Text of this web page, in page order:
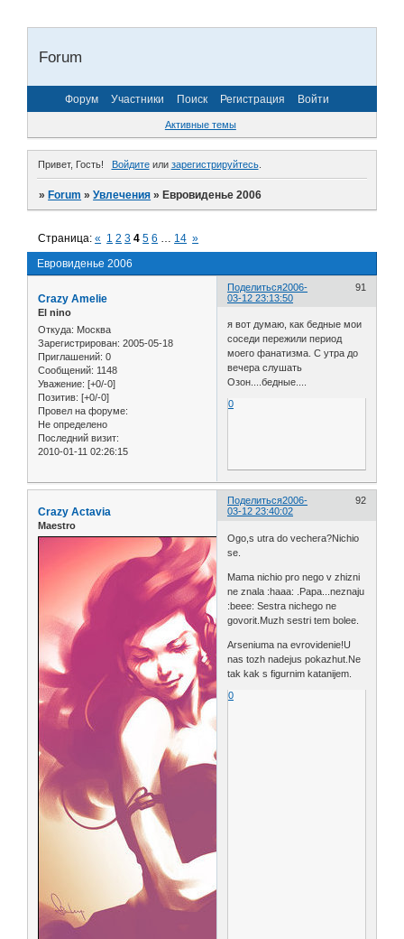
Forum
Форум Участники Поиск Регистрация Войти
Активные темы
Привет, Гость! Войдитеили зарегистрируйтесь.
»Forum »Увлечения »Евровиденье 2006
Евровиденье 2006
Страница:« 1 2 3 4 5 6 … 14 »
Поделиться 91
2006-
03-12 23:13:50
Crazy Amelie
El nino
Откуда: Москва
Зарегистрирован: 2005-05-18
Приглашений: 0
Сообщений: 1148
Уважение: [+0/-0]
Позитив: [+0/-0]
Провел на форуме:
Не определено
Последний визит:
2010-01-11 02:26:15
я вот думаю, как бедные мои
соседи пережили период
моего фанатизма. С утра до
вечера слушать
Озон....бедные....
0
Поделиться 92
2006-
03-12 23:40:02
Crazy Actavia
Maestro
Ogo,s utra do vechera?Nichio
se.
Mama nichio pro nego v zhizni
ne znala :haaa: .Papa...neznaju
:beee: Sestra nichego ne
govorit.Muzh sestri tem bolee.
Arseniuma na evrovidenie!U
nas tozh nadejus pokazhut.Ne
tak kak s figurnim katanijem.
0